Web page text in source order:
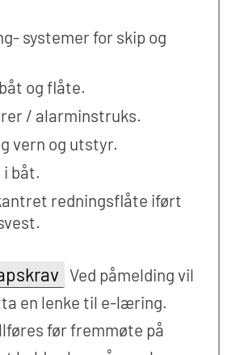
systemer for skip og
og flåte.
/ alarminstruks.
vern og utstyr.
i båt.
redningsflåte iført
Ved påmelding vil
en lenke til e-læring.
før fremmøte på